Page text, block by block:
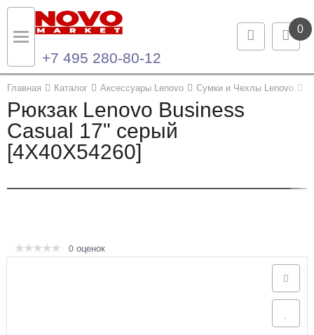
0
+7 495 280-80-12
Главная Каталог Аксессуары Lenovo Сумки и Чехлы Lenovo
Рюкзак Lenovo Business
Casual 17" серый
[4X40X54260]
0 оценок
Назад
Каталог продукции
Ноутбуки и ультрабуки
Серверы и СХД
Назад
Контакты
Контактная информация